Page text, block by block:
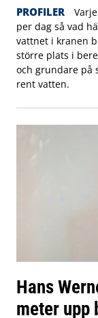
PROFILER
per dag så vad
vattnet i kranen
större plats i
och grundare på
rent vatten.
Hans
meter upp